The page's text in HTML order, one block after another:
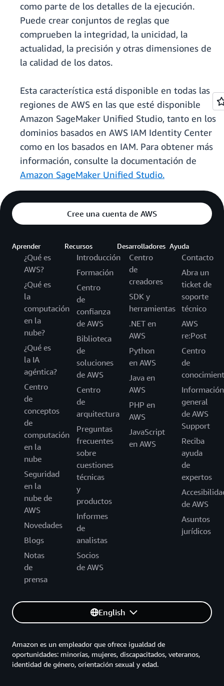
como parte de los detalles de la ejecución.
Puede crear conjuntos de reglas que
comprueben la integridad, la unicidad, la
actualidad, la precisión y otras dimensiones de
la calidad de los datos.
Esta característica está disponible en todas las
regiones de AWS en las que esté disponible
Amazon SageMaker Unified Studio, tanto en los
dominios basados en AWS IAM Identity Center
como en los basados en IAM. Para obtener más
información, consulte la documentación de
Amazon SageMaker Unified Studio.
Cree una cuenta de AWS
Aprender
¿Qué es
AWS?
¿Qué es
la
computación
en la
nube?
¿Qué es
la IA
agéntica?
Centro
de
conceptos
de
computación
en la
nube
Seguridad
en la
nube de
AWS
Novedades
Blogs
Notas
de
prensa
Recursos
Introducción
Formación
Centro
de
confianza
de AWS
Biblioteca
de
soluciones
de AWS
Centro
de
arquitectura
Preguntas
frecuentes
sobre
cuestiones
técnicas
y
productos
Informes
de
analistas
Socios
de AWS
Desarrolladores
Centro
de
creadores
SDK y
herramientas
.NET en
AWS
Python
en AWS
Java en
AWS
PHP en
AWS
JavaScript
en AWS
Ayuda
Contacto
Abra un
ticket de
soporte
técnico
AWS
re:Post
Centro
de
Información
general
de AWS
Support
Reciba
ayuda
de
expertos
de AWS
Asuntos
jurídicos
English
Amazon es un empleador que ofrece igualdad de
oportunidades: minorías, mujeres, discapacitados, veteranos,
identidad de género, orientación sexual y edad.